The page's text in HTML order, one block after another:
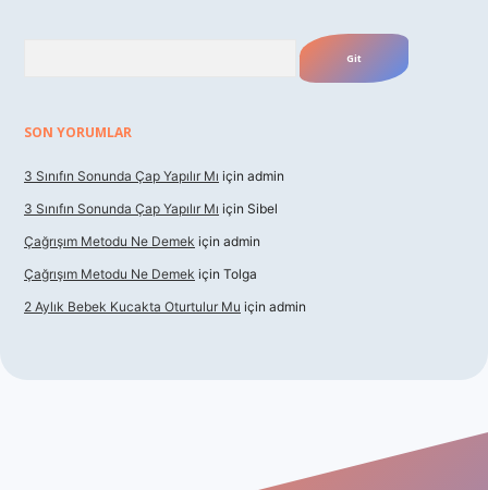
SON YORUMLAR
3 Sınıfın Sonunda Çap Yapılır Mı için admin
3 Sınıfın Sonunda Çap Yapılır Mı için Sibel
Çağrışım Metodu Ne Demek için admin
Çağrışım Metodu Ne Demek için Tolga
2 Aylık Bebek Kucakta Oturtulur Mu için admin